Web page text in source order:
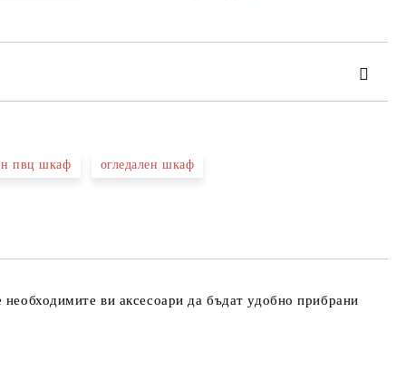
пвц шкаф огледален шкаф
ви аксесоари да бъдат удобно прибрани